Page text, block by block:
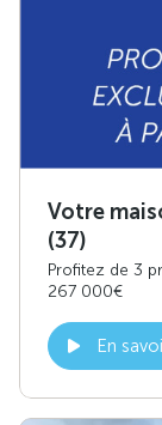
Votre
(37)
Profitez de 3
267 000€
En